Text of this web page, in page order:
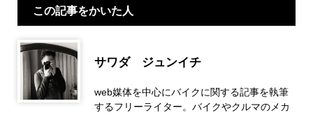
この記事をかいた人
サワダ ジュンイチ
web媒体を中心にバイクに関する記事を執筆
するフリーライター。バイクやクルマのメカ